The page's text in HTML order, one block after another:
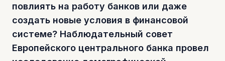
повлиять на работу банков или даже
создать новые условия в финансовой
системе? Наблюдательный совет
Европейского центрального банка провел